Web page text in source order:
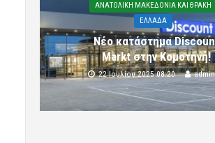
ΑΝΑΤΟΛΙΚΗ ΜΑΚΕΔΟΝΙΑ ΚΑΙ ΘΡΑΚΗ
ΕΛΛΑΔΑ
Νέο κατάστημα
Markt στην Κομοτηνή!
22 Ιουλίου 2025 08:20 admin